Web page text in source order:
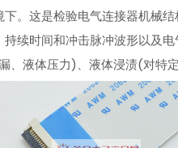
。这是检验电气连接器机械
续时间和冲击脉冲波形以及
液体压力)、液体浸渍(对特